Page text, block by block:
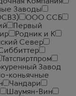
Заводы
ООО ССБ
Первый
Родник и К
Север
Татспиртпром
Завод
коньячные
Чандари
Шаумян-Вин